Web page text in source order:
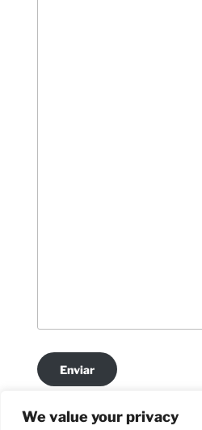
We value your privacy
Enviar